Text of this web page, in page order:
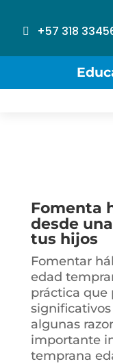
+57 318
Fomenta
desde
tus hijos
Fomentar
edad
práctica que
algunas
importante
temprana